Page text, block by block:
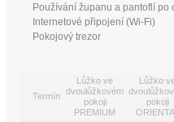
Používání županu a pantoflí po
Internetové připojení (Wi-Fi)
Pokojový trezor
Termín
Lůžko ve
dvoulůžkovém
pokoji
PREMIUM
Lůžko
pokoji
ORIENTAL